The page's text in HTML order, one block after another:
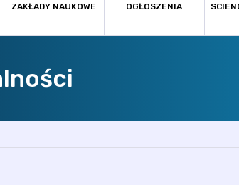
ZAKŁADY NAUKOWE OGŁOSZENIA